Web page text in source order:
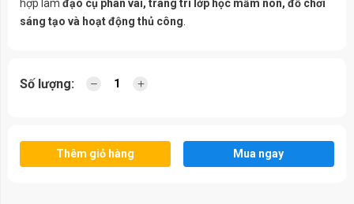
hợp làm đạo cụ phân vai, trang trí lớp học mầm non, đồ chơi
sáng tạo và hoạt động thủ công
Số lượng:
Thêm giỏ hàng Mua ngay